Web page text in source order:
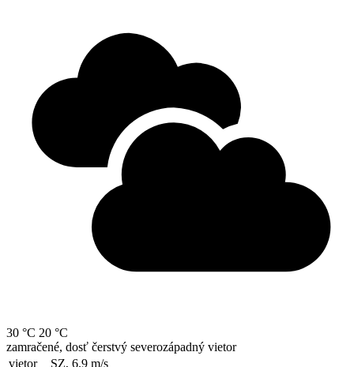
30 °C 20 °C
zamračené, dosť čerstvý severozápadný vietor
vietor
SZ, 6.9 m/s